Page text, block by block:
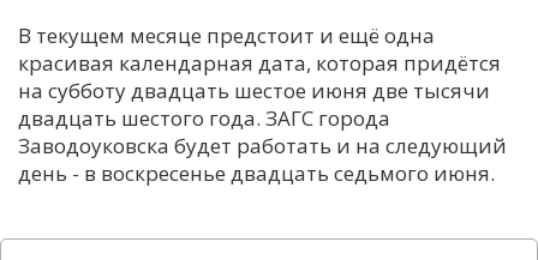
В текущем месяце предстоит и ещё одна
красивая календарная дата, которая придётся
на субботу двадцать шестое июня две тысячи
двадцать шестого года. ЗАГС города
Заводоуковска будет работать и на следующий
день - в воскресенье двадцать седьмого июня.